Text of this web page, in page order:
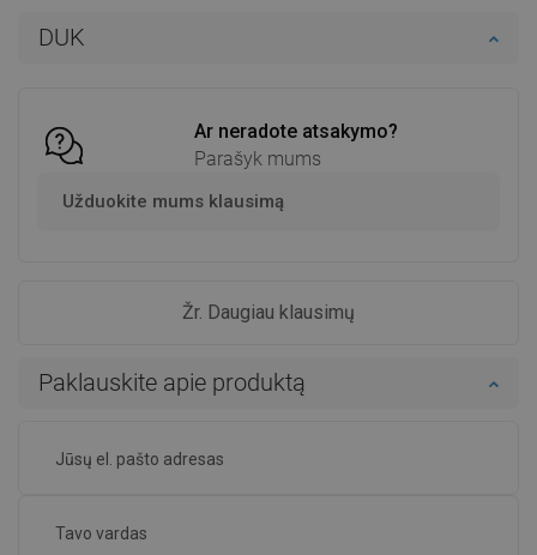
DUK
Ar neradote atsakymo?
Parašyk mums
Užduokite mums klausimą
Žr. Daugiau klausimų
Paklauskite apie produktą